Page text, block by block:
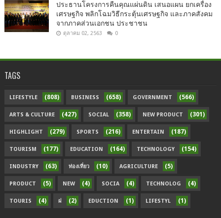
ประธานโครงการคืนคุณแผ่นดิน เสนอแผน ยกเครื่อง
เศรษฐกิจ พลิกโฉมวิธีกระตุ้นเศรษฐกิจ และภาคสังคม
จากภาคส่วนเอกชน ประชาชน
ตุลาคม 02, 2563 0
TAGS
LIFESTYLE (808) BUSINESS (658) GOVERNMENT (566)
ARTS & CULTURE (427) SOCIAL (358) NEW PRODUCT (301)
HIGHLIGHT (279) SPORTS (216) ENTERTAIN (187)
TOURISM (177) EDUCATION (164) TECHNOLOGY (154)
INDUSTRY (63) ท่องเที่ยว (10) AGRICULTURE (5)
PRODUCT (5) NEW (4) SOCIA (4) TECHNOLOG (4)
TOURIS (4) ฝ (2) EDUCTION (1) LIFESTYL (1)